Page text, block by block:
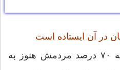
در آن ایستاده است
مغولستان کشوری است که ۷۰ درصد مردمش هنوز به